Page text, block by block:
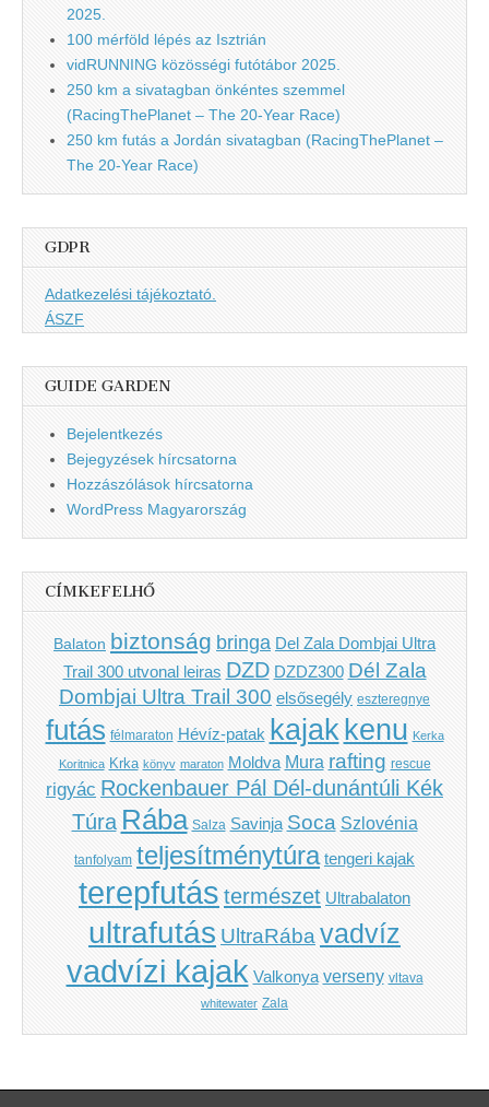
2025.
100 mérföld lépés az Isztrián
vidRUNNING közösségi futótábor 2025.
250 km a sivatagban önkéntes szemmel
(RacingThePlanet – The 20-Year Race)
250 km futás a Jordán sivatagban (RacingThePlanet –
The 20-Year Race)
GDPR
Adatkezelési tájékoztató.
ÁSZF
GUIDE GARDEN
Bejelentkezés
Bejegyzések hírcsatorna
Hozzászólások hírcsatorna
WordPress Magyarország
CÍMKEFELHŐ
Balaton biztonság bringa Del Zala Dombjai Ultra
Trail 300 utvonal leiras DZD DZDZ300 Dél Zala
Dombjai Ultra Trail 300 elsősegély eszteregnye
futás félmaraton Hévíz-patak kajak kenu Kerka
Koritnica Krka könyv maraton Moldva Mura rafting rescue
rigyác Rockenbauer Pál Dél-dunántúli Kék
Túra Rába Salza Savinja Soca Szlovénia
tanfolyam teljesítménytúra tengeri kajak
terepfutás természet Ultrabalaton
ultrafutás UltraRábavadvíz
vadvízi kajak Valkonya verseny vltava
whitewater Zala